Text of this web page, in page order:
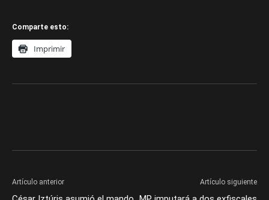
Comparte esto:
Imprimir
Artículo anterior Artículo siguiente